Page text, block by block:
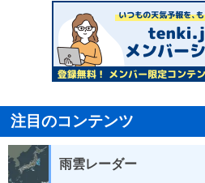
注目のコンテンツ
雨雲レーダー